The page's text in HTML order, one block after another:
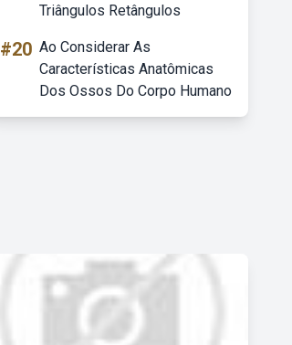
Triângulos Retângulos
#20 Ao Considerar As
Características Anatômicas
Dos Ossos Do Corpo Humano